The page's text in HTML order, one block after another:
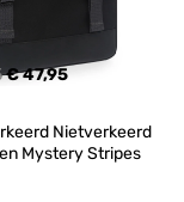
€ 47,95
Nietverkeerd
Mystery Stripes